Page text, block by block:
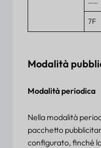
7F
Modalità
Modalità periodica
Nella modalità
pacchetto
configurato, finché